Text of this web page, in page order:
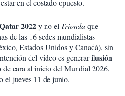
en el costado opuesto.
2022y no el Triondaque
de las 16 sedes mundialistas
Estados Unidos y Canadá), sin
del video es generarilusión
de cara al inicio del Mundial 2026,
el jueves 11 de junio.